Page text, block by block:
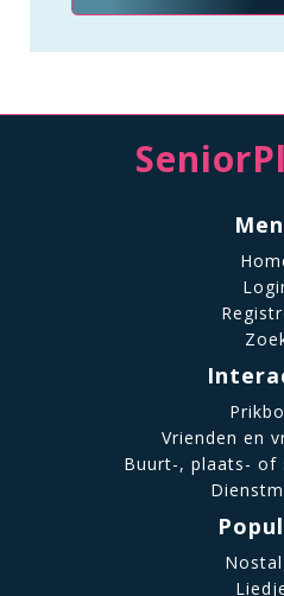
Vrienden en
Buurt-, plaats- of